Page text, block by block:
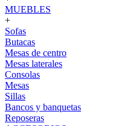
MUEBLES
+
Sofas
Butacas
Mesas de centro
Mesas laterales
Consolas
Mesas
Sillas
Bancos y banquetas
Reposeras